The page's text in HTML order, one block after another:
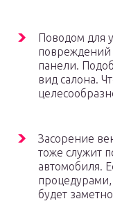
Поводом для
панели.
вид салона.
Засорение
тоже служит
автомобиля.
будет